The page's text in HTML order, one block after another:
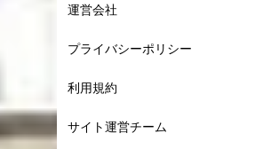
運営会社
プライバシーポリシー
利用規約
サイト運営チーム